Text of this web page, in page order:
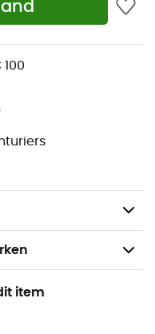
die alles heeft om
100% gerecycled
een unieke,
die
snel droogt
onder een helm
item